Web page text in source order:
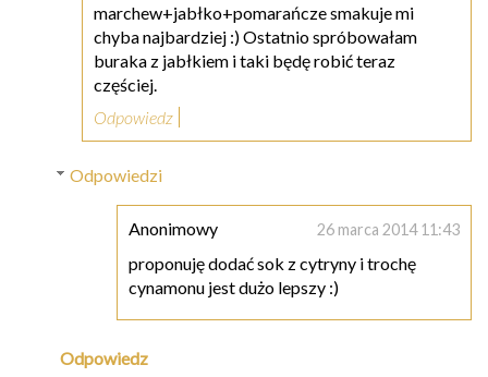
marchew+jabłko+pomarańcze smakuje mi
chyba najbardziej :) Ostatnio spróbowałam
buraka z jabłkiem i taki będę robić teraz
częściej.
Odpowiedz
Odpowiedzi
Anonimowy 26 marca 2014 11:43
proponuję dodać sok z cytryny i trochę
cynamonu jest dużo lepszy :)
Odpowiedz